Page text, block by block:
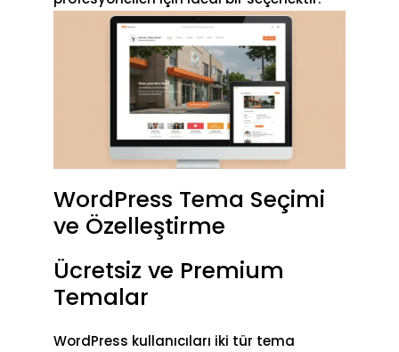
WordPress Tema Seçimi
ve Özelleştirme
Ücretsiz ve Premium
Temalar
WordPress kullanıcıları iki tür tema